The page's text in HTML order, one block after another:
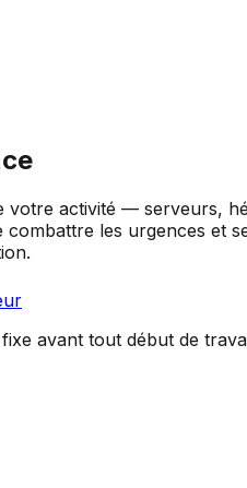
votre activité — serveurs,
les urgences et
avant tout début de